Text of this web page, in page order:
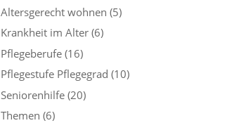
Altersgerecht wohnen (5)
Krankheit im Alter (6)
Pflegeberufe (16)
Pflegestufe Pflegegrad (10)
Seniorenhilfe (20)
Themen (6)